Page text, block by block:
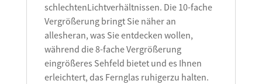
schlechtenLichtverhältnissen. Die 10-fache
Vergrößerung bringt Sie näher an
allesheran, was Sie entdecken wollen,
während die 8-fache Vergrößerung
eingrößeres Sehfeld bietet und es Ihnen
erleichtert, das Fernglas ruhigerzu halten.